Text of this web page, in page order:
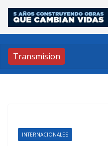
Skip
content
Transmision
INTERNACIONALES